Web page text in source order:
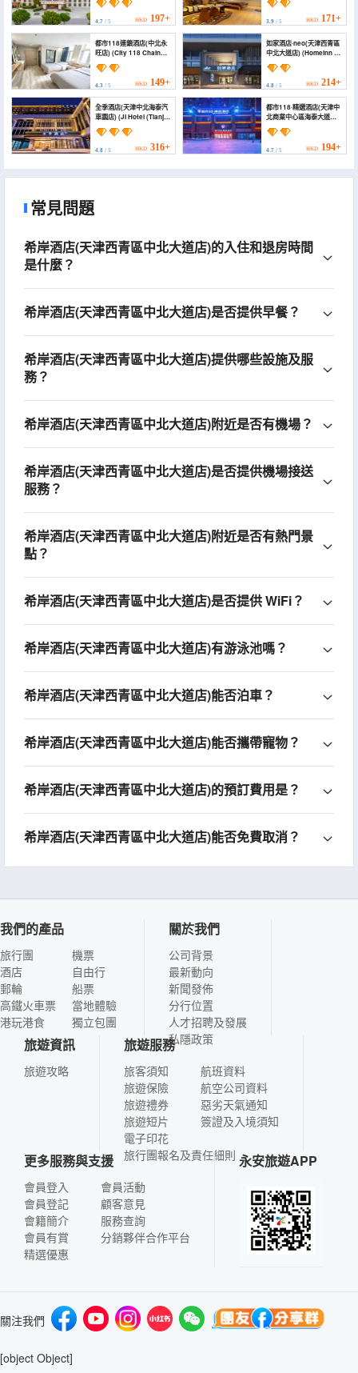
Dadao))
4.7 / 5 HKD 197+ 3.9/ 5 HKD 171+
都市118連鎖酒店(中北永
旺店) (City 118 Chain
Hotel (Zhongbei
Yongwang))
4.3 / 5 HKD 149+
如家酒店·neo(天津西青區
中北大道店) (Homeinn ·
neo (Tianjin Xiqing
District Zhongbei
Avenue))
4.8/ 5 HKD 214+
全季酒店(天津中北海泰汽
車園店) (JI Hotel (Tianjin
Zhonghai Beitai
Qicheyuan))
4.8 / 5 HKD 316+
都市118·精選酒店(天津中
北商業中心區海泰大道店)
(City 118·Select Hotel
(Tianjin Zhongbei Haitai
Industrial Park))
4.7/ 5 HKD 194+
常見問題
希岸酒店(天津西青區中北大道店)的入住和退房時間
是什麼？
希岸酒店(天津西青區中北大道店)是否提供早餐？
希岸酒店(天津西青區中北大道店)提供哪些設施及服
務？
希岸酒店(天津西青區中北大道店)附近是否有機場？
希岸酒店(天津西青區中北大道店)是否提供機場接送
服務？
希岸酒店(天津西青區中北大道店)附近是否有熱門景
點？
希岸酒店(天津西青區中北大道店)是否提供 WiFi？
希岸酒店(天津西青區中北大道店)有游泳池嗎？
希岸酒店(天津西青區中北大道店)能否泊車？
希岸酒店(天津西青區中北大道店)能否攜帶寵物？
希岸酒店(天津西青區中北大道店)的預訂費用是？
希岸酒店(天津西青區中北大道店)能否免費取消？
我們的產品
旅行團
酒店
郵輪
高鐵火車票
港玩港食
機票
自由行
船票
當地體驗
獨立包團
關於我們
公司背景
最新動向
新聞發佈
分行位置
人才招聘及發展
私隱政策
旅遊資訊
旅遊攻略
旅遊服務
旅客須知
旅遊保險
旅遊禮券
旅遊短片
電子印花
航班資料
航空公司資料
惡劣天氣通知
簽證及入境須知
旅行團報名及責任細則
更多服務與支援
會員登入
會員登記
會籍簡介
會員有賞
精選優惠
會員活動
顧客意見
服務查詢
分銷夥伴合作平台
永安旅遊APP
關注我們
[object Object]